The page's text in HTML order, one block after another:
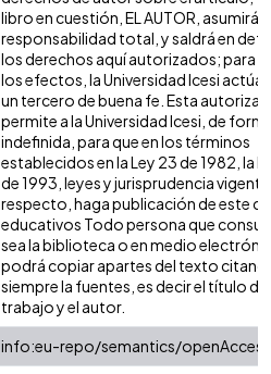
libro en cuestión, EL AUTOR, asumirá
responsabilidad total, y saldrá en
los derechos aquí autorizados; para
los efectos, la Universidad Icesi actúa
un tercero de buena fe. Esta
permite a la Universidad Icesi, de
indefinida, para que en los términos
establecidos en la Ley 23 de 1982, la
de 1993, leyes y jurisprudencia
respecto, haga publicación de este
educativos Todo persona que
sea la biblioteca o en medio
podrá copiar apartes del texto
siempre la fuentes, es decir el título del
trabajo y el autor.
info:eu-repo/semantics/openAccess